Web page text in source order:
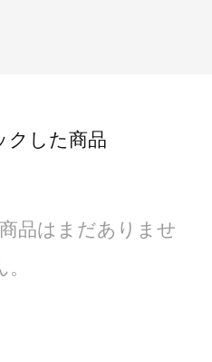
クした商品
品はまだありませ
。